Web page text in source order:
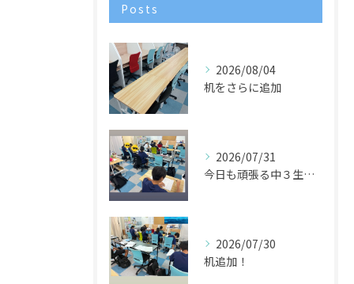
Posts
2026/08/04
机をさらに追加
2026/07/31
今日も頑張る中３生たち🌈
2026/07/30
机追加！